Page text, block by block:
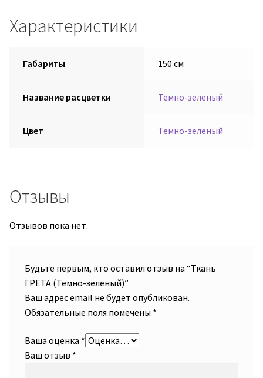
Характеристики
Габариты 150 см
Название расцветки Темно-зеленый
Цвет Темно-зеленый
Отзывы
Отзывов пока нет.
Будьте первым, кто оставил отзыв на “Ткань
ГРЕТА (Темно-зеленый)”
Ваш адрес email не будет опубликован.
Обязательные поля помечены *
Ваша оценка *
Ваш отзыв *